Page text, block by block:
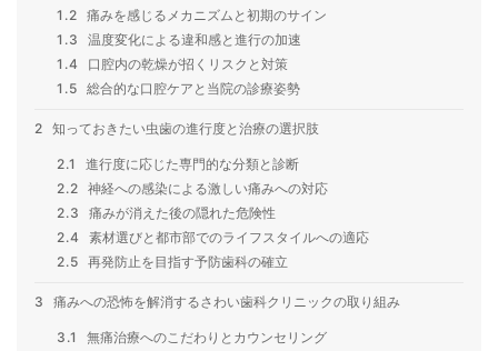
1.2 痛みを感じるメカニズムと初期のサイン
1.3
温度変化による違和感と進行の加速
1.4
口腔内の乾燥が招くリスクと対策
1.5 総合的な口腔ケアと当院の診療姿勢
2 知っておきたい虫歯の進行度と治療の選択肢
2.1
進行度に応じた専門的な分類と診断
2.2 神経への感染による激しい痛みへの対応
2.3
痛みが消えた後の隠れた危険性
2.4
素材選びと都市部でのライフスタイルへの適応
2.5 再発防止を目指す予防歯科の確立
3 痛みへの恐怖を解消するさわい歯科クリニックの取り組み
3.1
無痛治療へのこだわりとカウンセリング